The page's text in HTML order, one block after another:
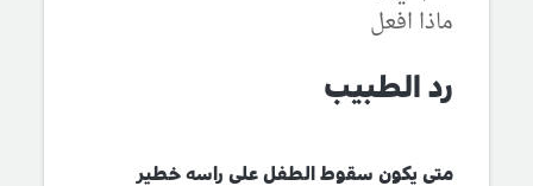
ماذا افعل
رد الطبيب
متى يكون سقوط الطفل على راسه خطير